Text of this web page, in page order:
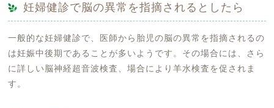
妊婦健診で脳の異常を指摘されるとしたら
一般的な妊婦健診で、医師から胎児の脳の異常を指摘されるの
は妊娠中後期であることが多いようです。その場合には、さら
に詳しい脳神経超音波検査、場合により羊水検査を促されま
す。